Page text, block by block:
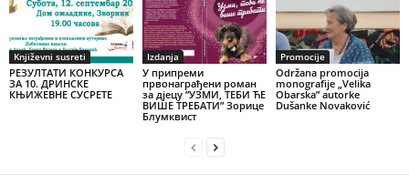
Književni susreti
РЕЗУЛТАТИ КОНКУРСА
ЗА 10. ДРИНСКЕ
КЊИЖЕВНЕ СУСРЕТЕ
Izdanja
У припреми
првонаграђени роман
за дјецу ”УЗМИ, ТЕБИ ЋЕ
ВИШЕ ТРЕБАТИ” Зорице
Блумквист
Promocije
Održana promocija
monografije „Velika
Obarska” autorke
Dušanke Novaković